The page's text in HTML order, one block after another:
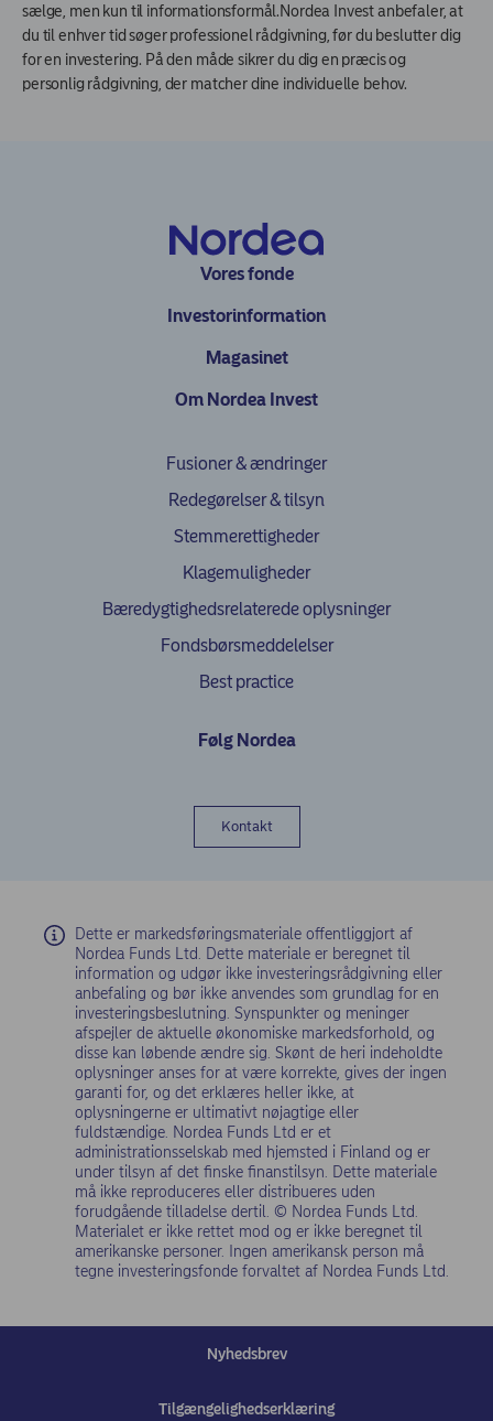
sælge, men kun til informationsformål.Nordea Invest anbefaler, at
du til enhver tid søger professionel rådgivning, før du beslutter dig
for en investering. På den måde sikrer du dig en præcis og
personlig rådgivning, der matcher dine individuelle behov.
Vores fonde
Investorinformation
Magasinet
Om Nordea Invest
Fusioner & ændringer
Redegørelser & tilsyn
Stemmerettigheder
Klagemuligheder
Bæredygtighedsrelaterede oplysninger(opens in
Fondsbørsmeddelelser
Best practice
Følg Nordea
Kontakt
Dette er markedsføringsmateriale offentliggjort af
Nordea Funds Ltd. Dette materiale er beregnet til
information og udgør ikke investeringsrådgivning eller
anbefaling og bør ikke anvendes som grundlag for en
investeringsbeslutning. Synspunkter og meninger
afspejler de aktuelle økonomiske markedsforhold, og
disse kan løbende ændre sig. Skønt de heri indeholdte
oplysninger anses for at være korrekte, gives der ingen
garanti for, og det erklæres heller ikke, at
oplysningerne er ultimativt nøjagtige eller
fuldstændige. Nordea Funds Ltd er et
administrationsselskab med hjemsted i Finland og er
under tilsyn af det finske finanstilsyn. Dette materiale
må ikke reproduceres eller distribueres uden
forudgående tilladelse dertil. © Nordea Funds Ltd.
Materialet er ikke rettet mod og er ikke beregnet til
amerikanske personer. Ingen amerikansk person må
tegne investeringsfonde forvaltet af Nordea Funds Ltd.
Nyhedsbrev
Tilgængelighedserklæring